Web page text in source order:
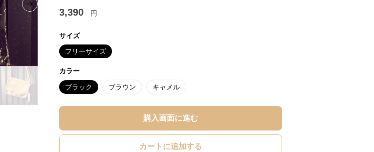
Next slide 3,390 円
サイズ
フリーサイズ
カラー
ブラック ブラウン キャメル
購入画面に進む
カートに追加する